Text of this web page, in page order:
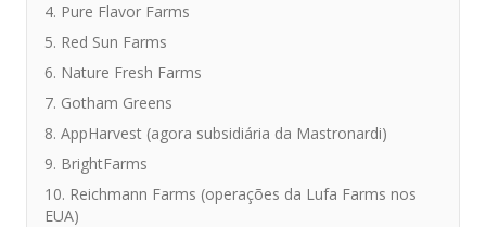
4. Pure Flavor Farms
5. Red Sun Farms
6. Nature Fresh Farms
7. Gotham Greens
8. AppHarvest (agora subsidiária da Mastronardi)
9. BrightFarms
10. Reichmann Farms (operações da Lufa Farms nos
EUA)